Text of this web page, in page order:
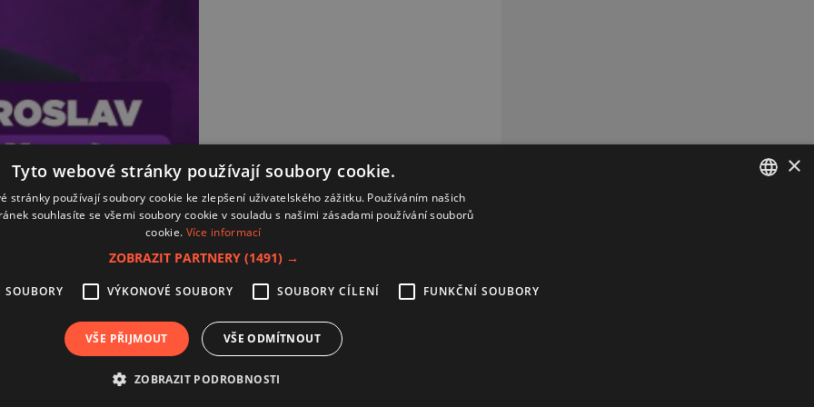
Kontakt
Zásady používání souborů cookies
Zpracování osobních údajů
Nastavení cookies
×
Tyto webové stránky používají soubory cookie.
stránky používají soubory cookie ke zlepšení uživatelského zážitku. Používáním našich
souhlasíte se všemi soubory cookie v souladu s našimi zásadami používání souborů
cookie. Více informací
ZOBRAZIT PARTNERY (1491) →
SOUBORY VÝKONOVÉ SOUBORY SOUBORY CÍLENÍ FUNKČNÍ SOUBORY
VŠE PŘIJMOUT VŠE ODMÍTNOUT
ZOBRAZIT PODROBNOSTI